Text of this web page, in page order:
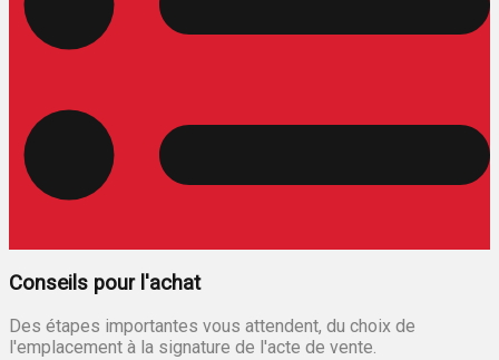
Conseils pour l'achat
Des étapes importantes vous attendent, du choix de
l'emplacement à la signature de l'acte de vente.